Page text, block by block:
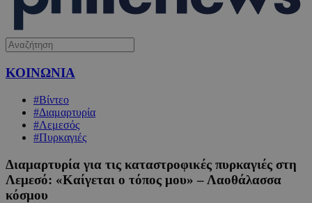
ΚΟΙΝΩΝΙΑ
#Βίντεο
#Διαμαρτυρία
#Λεμεσός
#Πυρκαγιές
Διαμαρτυρία για τις καταστροφικές πυρκαγιές στη
Λεμεσό: «Καίγεται ο τόπος μου» – Λαοθάλασσα
κόσμου